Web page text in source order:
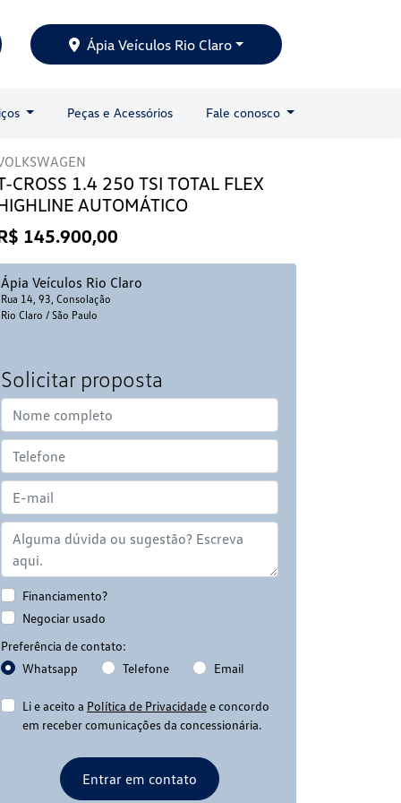
Ápia Veículos Rio Claro
Peças e Acessórios Fale conosco
CROSS 1.4 250 TSI TOTAL FLEX
AUTOMÁTICO
145.900,00
Ápia Veículos Rio Claro
Rua 14, 93, Consolação
Rio Claro / São Paulo
Solicitar proposta
Financiamento?
Negociar usado
Preferência de contato:
Whatsapp
Telefone Email
Li e aceito a Política de Privacidadee concordo
em receber comunicações da concessionária.
Entrar em contato